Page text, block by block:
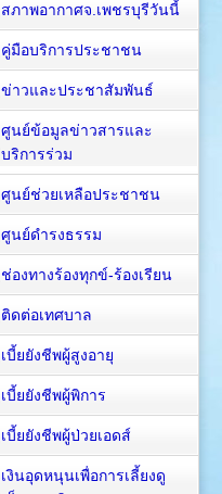
สภาพอากาศจ.เพชรบุรีวันนี้
คู่มือบริการประชาชน
ข่าวและประชาสัมพันธ์
ศูนย์ข้อมูลข่าวสารและ
บริการร่วม
ศูนย์ช่วยเหลือประชาชน
ศูนย์ดำรงธรรม
ช่องทางร้องทุกข์-ร้องเรียน
ติดต่อเทศบาล
เบี้ยยังชีพผู้สูงอายุ
เบี้ยยังชีพผู้พิการ
เบี้ยยังชีพผู้ป่วยเอดส์
เงินอุดหนุนเพื่อการเลี้ยงดู